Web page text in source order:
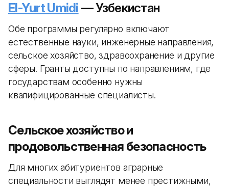
El-Yurt Umidi — Узбекистан
Обе программы регулярно включают
естественные науки, инженерные направления,
сельское хозяйство, здравоохранение и другие
сферы. Гранты доступны по направлениям, где
государствам особенно нужны
квалифицированные специалисты.
Сельское хозяйство и
продовольственная безопасность
Для многих абитуриентов аграрные
специальности выглядят менее престижными,